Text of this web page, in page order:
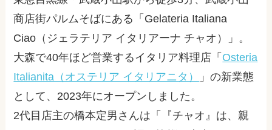
商店街パルムそばにある「 Gelateria Italiana
Ciao （ジェラテリア イタリアーナ チャオ）」。
大森で40年ほど営業するイタリア料理店「 Osteria
Italianita（オステリア イタリアニタ）
」の新業態
として、 2023年にオープンしました。
2代目店主の橋本定男さんは「『チャオ』は、親